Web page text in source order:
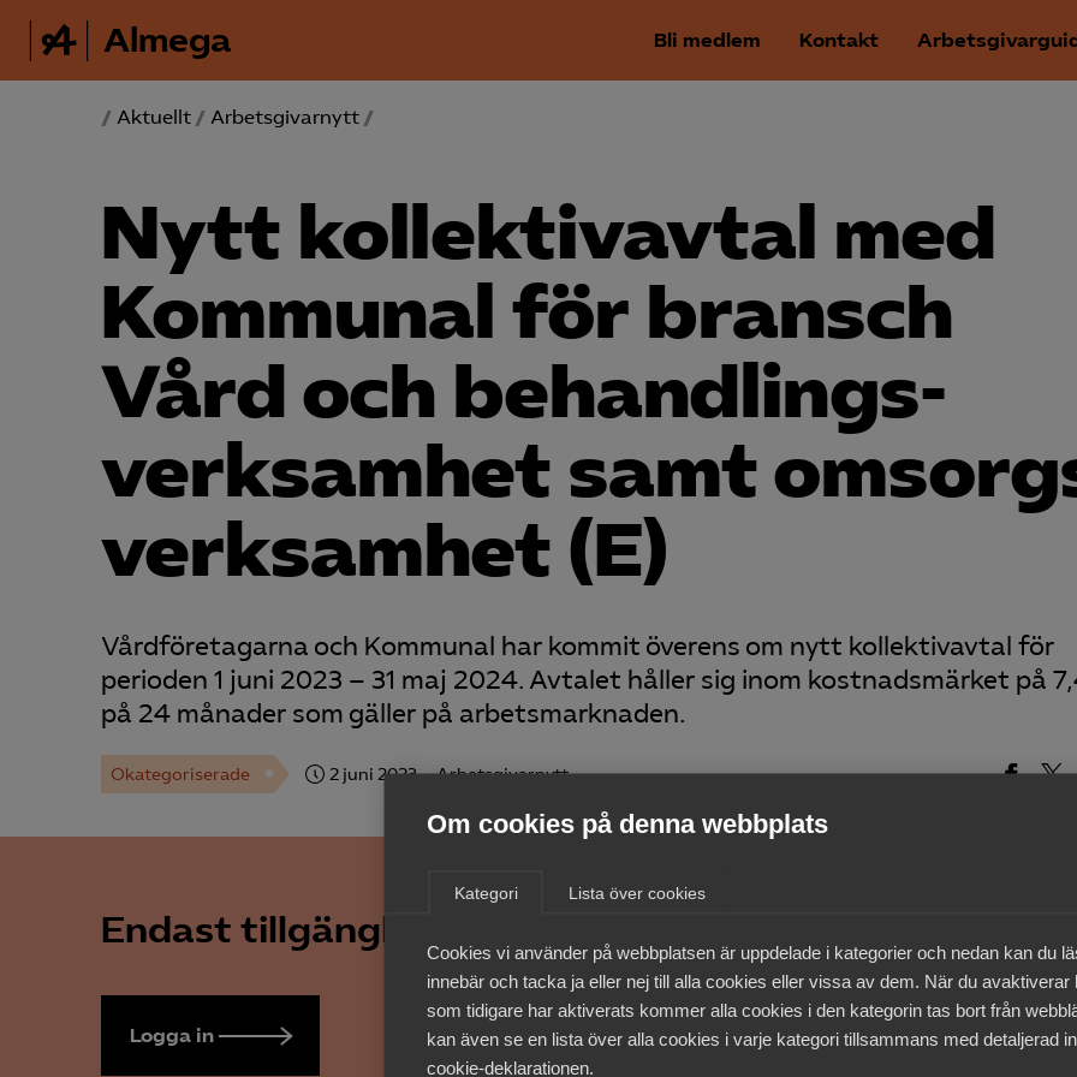
Om cookies på denna webbplats
Kategori Lista över cookies
Cookies vi använder på webbplatsen är uppdelade i kategorier och nedan kan du
innebär och tacka ja eller nej till alla cookies eller vissa av dem. När du avaktiverar
som tidigare har aktiverats kommer alla cookies i den kategorin tas bort från
kan även se en lista över alla cookies i varje kategori tillsammans med detaljerad
cookie-deklarationen.
Almega Bli medlem Kontakt
/ Aktuellt / Arbetsgivarnytt /
Nytt kollektivavtal med
Kommunal för bransch
Vård och behandlings­
verksamhet samt
verksamhet (E)
Vårdföretagarna och Kommunal har kommit överens om nytt kollektivavtal för
perioden 1 juni 2023 – 31 maj 2024. Avtalet håller sig inom kostnadsmärket på
på 24 månader som gäller på arbetsmarknaden.
Okategoriserade 2 juni 2023 Arbetsgivarnytt
Endast tillgänglig för medlemmar
Logga in Bli medlem